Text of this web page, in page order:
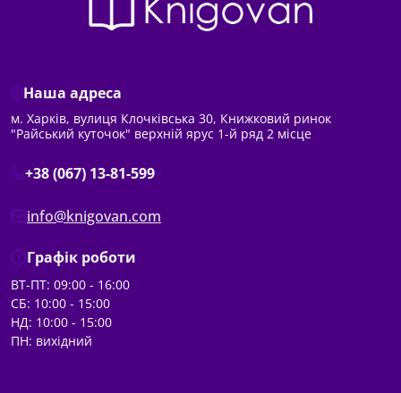
Наша адреса
м. Харків, вулиця Клочківська 30, Книжковий ринок
"Райський куточок" верхній ярус 1-й ряд 2 місце
+38 (067) 13-81-599
info@knigovan.com
Графік роботи
ВТ-ПТ: 09:00 - 16:00
СБ: 10:00 - 15:00
НД: 10:00 - 15:00
ПН: вихідний